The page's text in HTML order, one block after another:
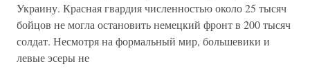
Украину. Красная гвардия численностью около 25 тысяч
бойцов не могла остановить немецкий фронт в 200 тысяч
солдат. Несмотря на формальный мир, большевики и
левые эсеры не